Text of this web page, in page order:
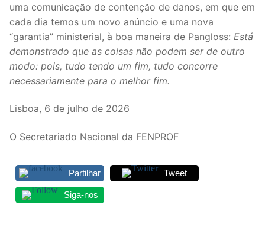
uma comunicação de contenção de danos, em que em
cada dia temos um novo anúncio e uma nova
“garantia” ministerial, à boa maneira de Pangloss: Está
demonstrado que as coisas não podem ser de outro
modo: pois, tudo tendo um fim, tudo concorre
necessariamente para o melhor fim.
Lisboa, 6 de julho de 2026
O Secretariado Nacional da FENPROF
Partilhar Tweet
Siga-nos